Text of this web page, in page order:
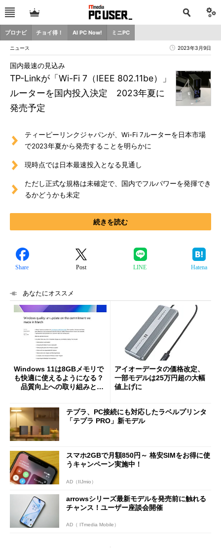
プロナビ チョイ得！ AI PC Now! ミニPC
ニュース 2023年3月9日
TP-Linkが「Wi-Fi 7（IEEE 802.11be）」
ルーターを国内投入決定 2023年夏に
発売予定
国内最速の見込み
ティーピーリンクジャパンが、Wi-Fi 7ルーターを日本市場
で2023年夏から発売することを明らかに
現時点では日本最速投入となる見通し
ただし正式な規格は未確定で、国内でフルパワーを発揮でき
るかどうかも未定
続きを読む
Share Post LINE Hatena
あなたにオススメ
Windows 11は8GBメモリで
も快適に使えるようになる？
品質向上への取り組みと
アイオーデータの価格改定、
一部モデルは25万円超の大幅
値上げに
テプラ、PC接続にも対応したラベルプリンタ
「テプラ PRO」新モデル
スマホ2GBで月額850円～ 格安SIMをお得に使
うキャンペーン実施中！
AD（IIJmio）
arrowsシリーズ最新モデルを発売前に触れる
チャンス！ユーザー座談会開催
AD（ ITmedia Mobile）